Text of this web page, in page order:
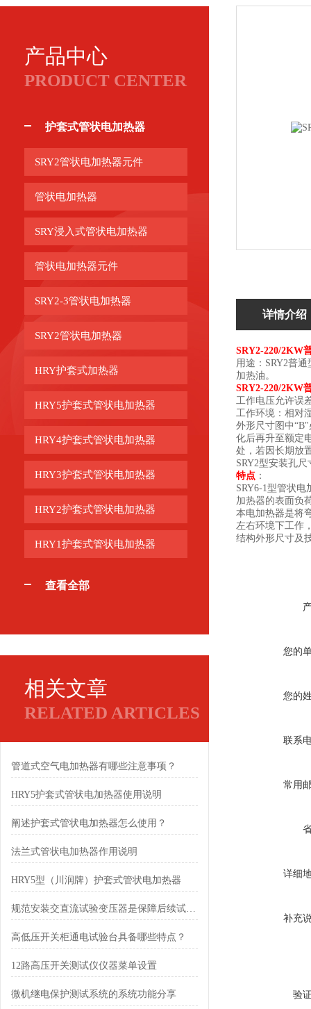
产品中心
PRODUCT CENTER
护套式管状电加热器
SRY2管状电加热器元件
管状电加热器
SRY浸入式管状电加热器
管状电加热器元件
SRY2-3管状电加热器
SRY2管状电加热器
HRY护套式加热器
HRY5护套式管状电加热器
HRY4护套式管状电加热器
HRY3护套式管状电加热器
HRY2护套式管状电加热器
HRY1护套式管状电加热器
查看全部
相关文章
RELATED ARTICLES
管道式空气电加热器有哪些注意事项？
HRY5护套式管状电加热器使用说明
阐述护套式管状电加热器怎么使用？
法兰式管状电加热器作用说明
HRY5型（川润牌）护套式管状电加热器
规范安装交直流试验变压器是保障后续试验顺利开展的前提
高低压开关柜通电试验台具备哪些特点？
12路高压开关测试仪仪器菜单设置
微机继电保护测试系统的系统功能分享
详情介绍
SRY2-220/2KW
用途：SRY2普
加热油。
SRY2-220/2KW
工作电压允许误
工作环境：相对
外形尺寸图中
化后再升至额定
处，若因长期放
SRY2型安装孔
特点 ：
SRY6-1型管状
加热器的表面负
本电加热器是将
左右环境下工作
结构外形尺寸及
您的
您的
联系
常用
详细
补充
验